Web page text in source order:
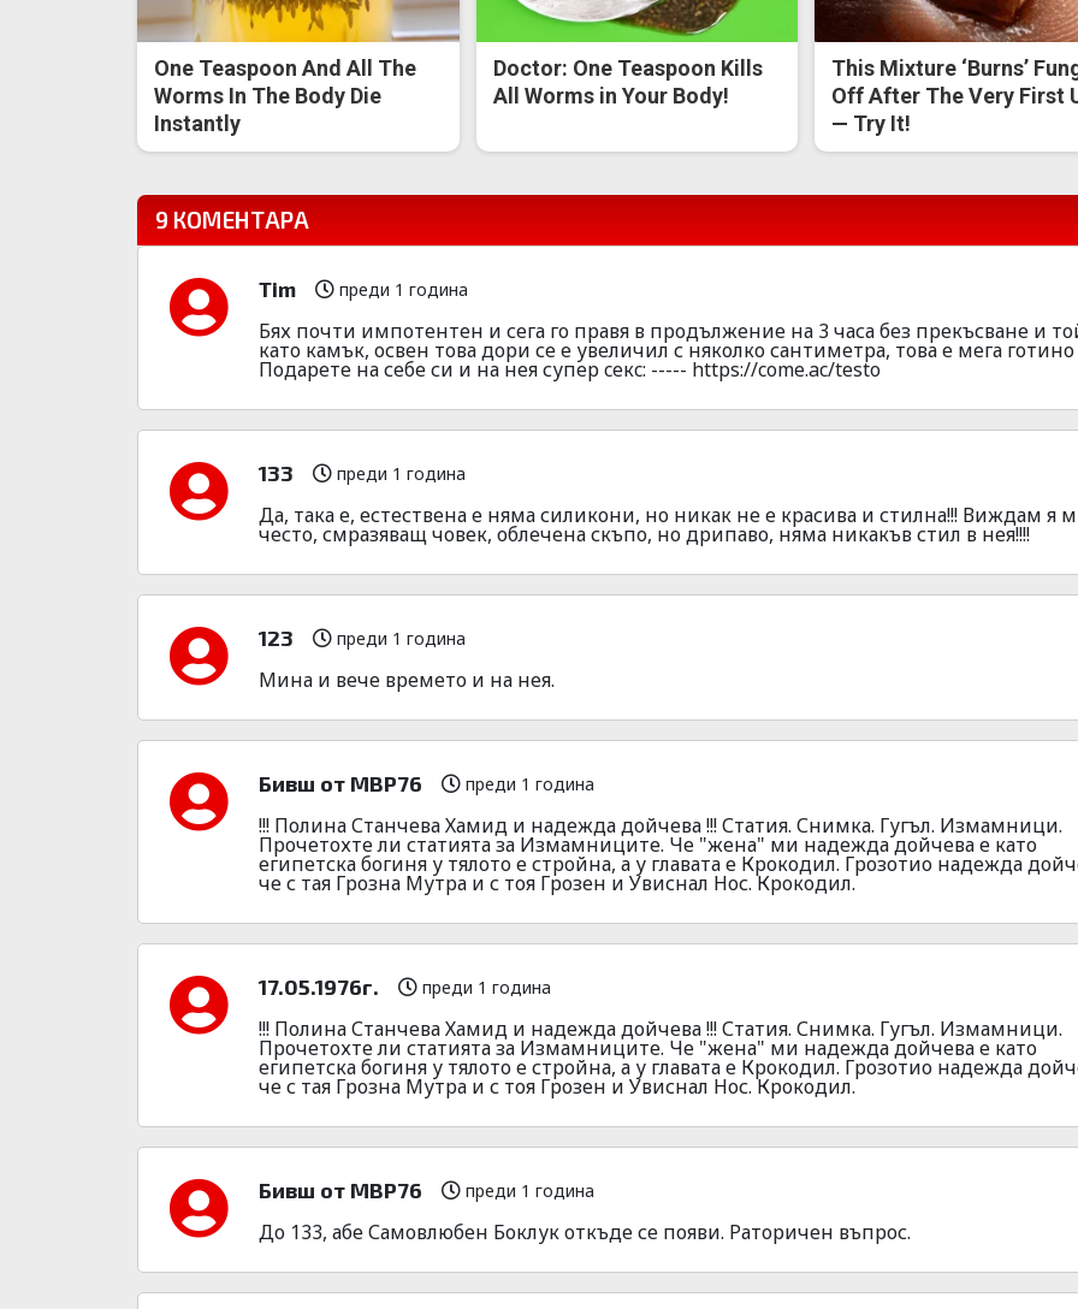
One Teaspoon And All The
Worms In The Body Die
Instantly
Doctor: One Teaspoon Kills
All Worms in Your Body!
This Mixture ‘Burns’
Off After The Very First
— Try It!
9 КОМЕНТАРА
Tim преди 1 година
Бях почти импотентен и сега го правя в продължение на 3 часа без прекъсване и
като камък, освен това дори се е увеличил с няколко сантиметра, това е мега
Подарете на себе си и на нея супер ceкc: ----- https://come.ac/testo
133 преди 1 година
Да, така е, естествена е няма силикони, но никак не е красива и стилна!!! Виждам я
често, смразяващ човек, облечена скъпо, но дрипаво, няма никакъв стил в нея!!!!
123 преди 1 година
Мина и вече времето и на нея.
Бивш от МВР76 преди 1 година
!!! Полина Станчева Хамид и надежда дойчева !!! Статия. Снимка. Гугъл. Измамници.
Прочетохте ли статията за Измамниците. Че "жена" ми надежда дойчева е като
египетска богиня у тялото е стройна, а у главата е Крокодил. Грозотио надежда
че с тая Грозна Мутра и с тоя Грозен и Увиснал Нос. Крокодил.
17.05.1976г. преди 1 година
!!! Полина Станчева Хамид и надежда дойчева !!! Статия. Снимка. Гугъл. Измамници.
Прочетохте ли статията за Измамниците. Че "жена" ми надежда дойчева е като
египетска богиня у тялото е стройна, а у главата е Крокодил. Грозотио надежда
че с тая Грозна Мутра и с тоя Грозен и Увиснал Нос. Крокодил.
Бивш от МВР76 преди 1 година
До 133, абе Самовлюбен Боклук откъде се появи. Раторичен въпрос.